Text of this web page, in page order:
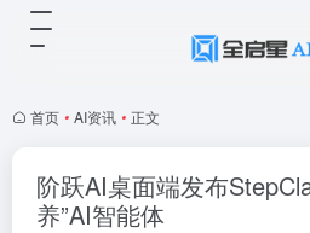
首页 • AI资讯 • 正文
阶跃AI桌面端发布
养”AI智能体